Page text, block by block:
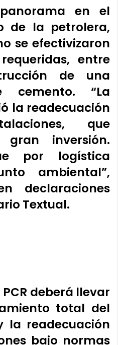
en el
de la petrolera,
se efectivizaron
entre
de una
cemento. “La
la readecuación
que
gran inversión.
por logística
ambiental”,
declaraciones
Textual.
deberá llevar
total del
la readecuación
bajo normas